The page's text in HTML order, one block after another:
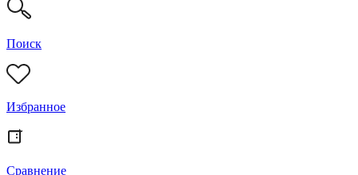
Поиск
Избранное
Сравнение